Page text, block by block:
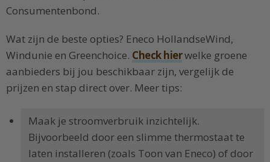
Consumentenbond.
Wat zijn de beste opties? Eneco HollandseWind,
Windunie en Greenchoice. Check hierwelke groene
aanbieders bij jou beschikbaar zijn, vergelijk de
prijzen en stap direct over. Meer tips:
Maak je stroomverbruik inzichtelijk.
Bijvoorbeeld door een slimme thermostaat te
laten installeren (zoals Toon van Eneco) of door